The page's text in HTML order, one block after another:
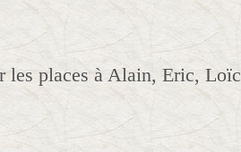
les places à Alain, Eric, Loïc